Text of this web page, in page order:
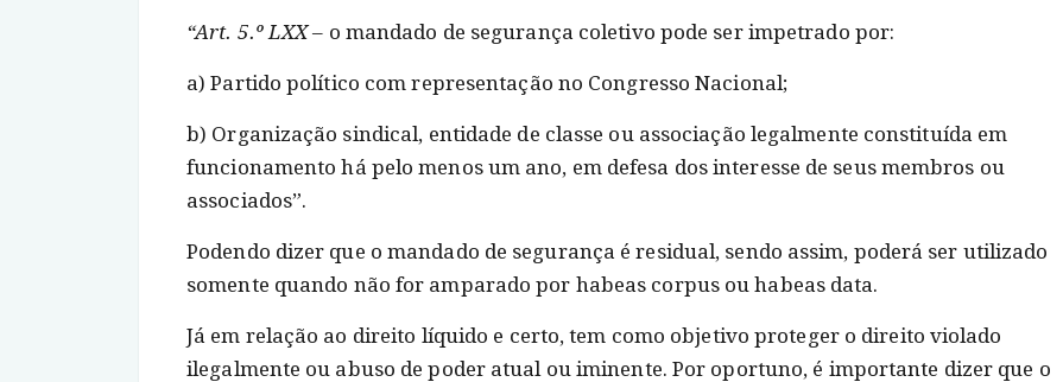
“Art. 5.º LXX– o mandado de segurança coletivo pode ser impetrado por:
a) Partido político com representação no Congresso Nacional;
b) Organização sindical, entidade de classe ou associação legalmente constituída em
funcionamento há pelo menos um ano, em defesa dos interesse de seus membros ou
associados”.
Podendo dizer que o mandado de segurança é residual, sendo assim, poderá ser utilizado
somente quando não for amparado por habeas corpus ou habeas data.
Já em relação ao direito líquido e certo, tem como objetivo proteger o direito violado
ilegalmente ou abuso de poder atual ou iminente. Por oportuno, é importante dizer que o